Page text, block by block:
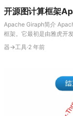
开源图计算框架
Apache Giraph简介
框架。它最初是由雅虎开
的设计灵感来自Google的
器→工具·2 年前